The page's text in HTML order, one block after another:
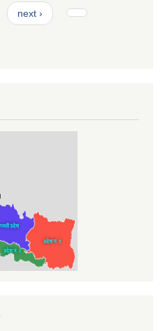
next ›